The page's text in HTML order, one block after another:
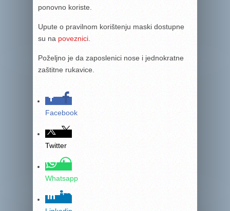
ponovno koriste.
Upute o pravilnom korištenju maski dostupne
su na poveznici
Poželjno je da zaposlenici nose i jednokratne
zaštitne rukavice.
Facebook
Twitter
Whatsapp